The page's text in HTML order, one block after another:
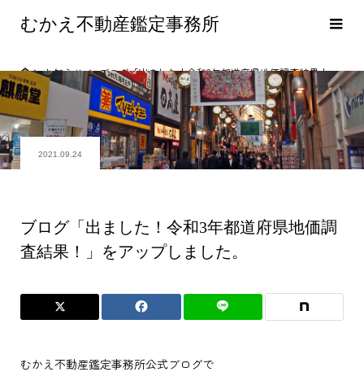
むかえ不動産鑑定事務所
お知らせ ブログ「出ました！令和3年都道府県地価調査結果！」をアップしました。
2021.09.24
ブログ「出ました！令和3年都道府県地価調
査結果！」をアップしました。
むかえ不動産鑑定事務所公式ブログで